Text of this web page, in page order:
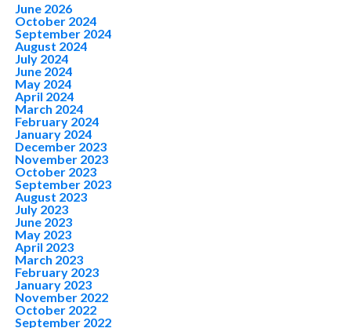
June 2026
October 2024
September 2024
August 2024
July 2024
June 2024
May 2024
April 2024
March 2024
February 2024
January 2024
December 2023
November 2023
October 2023
September 2023
August 2023
July 2023
June 2023
May 2023
April 2023
March 2023
February 2023
January 2023
November 2022
October 2022
September 2022